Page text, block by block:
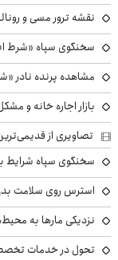
نقشه ترور مسی و
سخنگوی سپاه «شرط
مشاهده پرنده نادر «شبگرد
بازار اجاره خانه و
تصاویری از
سخنگوی سپاه شرایط
استرس روی سلامت
نزدیکی مارها به
تحول در خدمات تخصصی